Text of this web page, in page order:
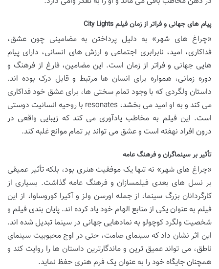
پیام های جهانی و فراتر از زمان فیلم City Lights
«چراغ های شهر» به دلیل پرداختن به مضامینی چون عشق،
فداکاری، امید، نابرابری اجتماعی و ارزش های انسانی، دارای پیام
هایی جهانی و فراتر از زمان است. این مضامین، فارغ از فرهنگ و
دوره زمانی، همواره برای انسان ها مرتبط و قابل درک بوده اند.
داستان ولگردی که با وجود تمام سختی ها، برای عشق خود فداکاری
می کند و به او امید می بخشد، resonates با روحیه انسانیت دوستی
است. این فیلم به مخاطب یادآوری می کند که زیبایی واقعی در
درون افراد نهفته است و عشق می تواند بر تمام موانع غلبه کند.
تأثیر بر سینماگران و فرهنگ عامه
«چراغ های شهر» نه تنها یک موفقیت هنری بود، بلکه تأثیر عمیقی
بر نسل های بعدی فیلمسازان و فرهنگ عامه گذاشت. بسیاری از
کارگردانان بزرگ سینما، از جمله اورسن ولز و آکیرا کوروساوا، از این
فیلم به عنوان یکی از منابع الهام خود یاد کرده اند. پایان بندی فیلم و
شخصیت ولگرد کوچولو به نمادهایی جهانی در سینما تبدیل شده اند.
این اثر نشان داد که سینمای صامت، حتی در اوج محبوبیت سینمای
ناطق، می تواند عمیق ترین و ماندگارترین داستان ها را روایت کند و
همچنان جایگاه خود را به عنوان یک فرم هنری حفظ نماید.